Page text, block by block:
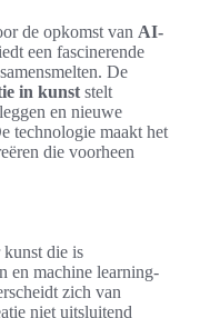
de opkomst van AI-
een fascinerende
De
in kunst stelt
en nieuwe
technologie maakt het
die voorheen
die is
en machine learning-
zich van
niet uitsluitend